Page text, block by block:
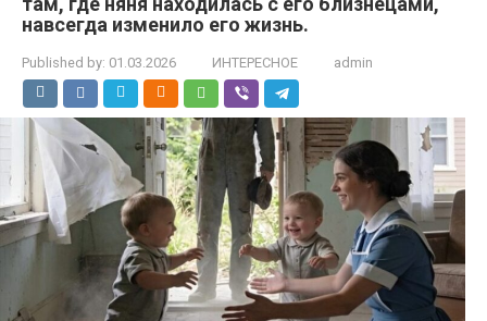
навсегда изменило его жизнь.
Published by: 01.03.2026 ИНТЕРЕСНОЕ admin